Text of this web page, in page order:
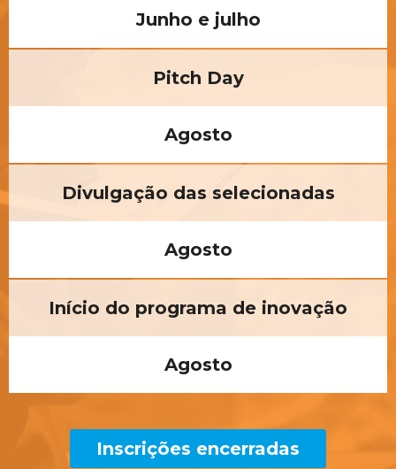
Junho e julho
Pitch Day
Agosto
Divulgação das selecionadas
Agosto
Início do programa de inovação
Agosto
Inscrições encerradas